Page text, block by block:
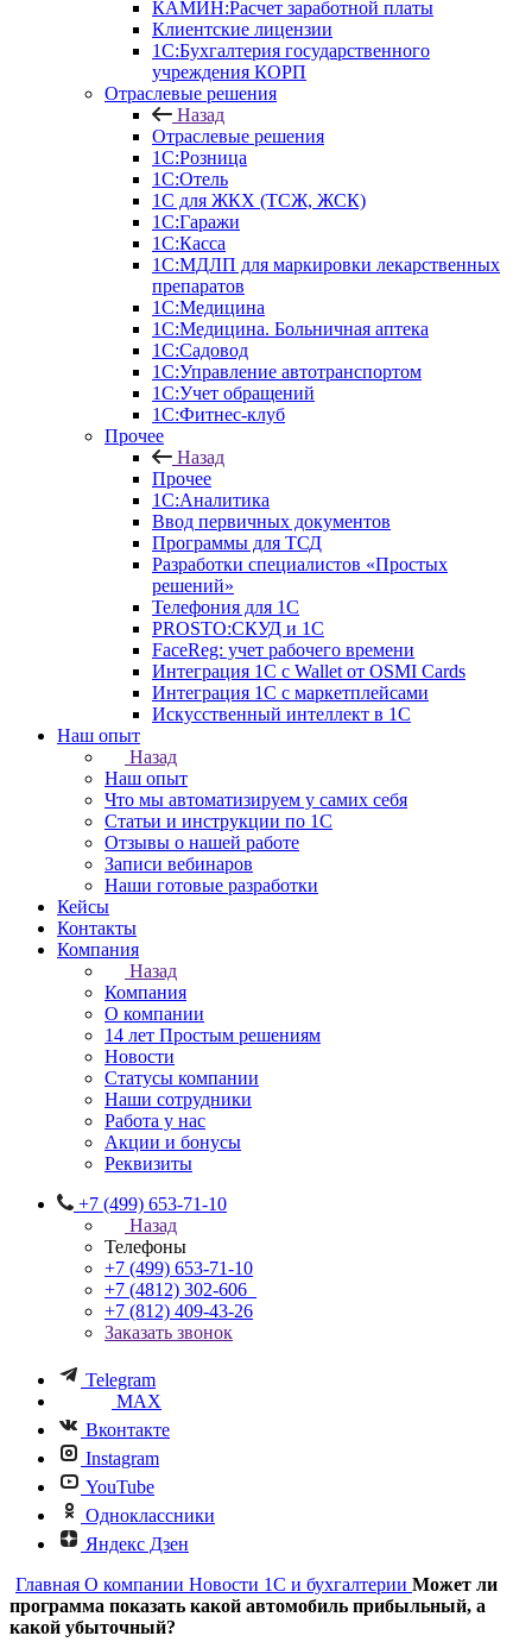
КАМИН:Расчет заработной платы
Клиентские лицензии
1С:Бухгалтерия государственного
учреждения КОРП
Отраслевые решения
Назад
Отраслевые решения
1С:Розница
1С:Отель
1С для ЖКХ (ТСЖ, ЖСК)
1С:Гаражи
1С:Касса
1С:МДЛП для маркировки лекарственных
препаратов
1С:Медицина
1С:Медицина. Больничная аптека
1С:Садовод
1С:Управление автотранспортом
1С:Учет обращений
1С:Фитнес-клуб
Прочее
Назад
Прочее
1С:Аналитика
Ввод первичных документов
Программы для ТСД
Разработки специалистов «Простых
решений»
Телефония для 1С
PROSTO:СКУД и 1С
FaceReg: учет рабочего времени
Интеграция 1С с Wallet от OSMI Cards
Интеграция 1С с маркетплейсами
Искусственный интеллект в 1С
Наш опыт
Назад
Наш опыт
Что мы автоматизируем у самих себя
Статьи и инструкции по 1С
Отзывы о нашей работе
Записи вебинаров
Наши готовые разработки
Кейсы
Контакты
Компания
Назад
Компания
О компании
14 лет Простым решениям
Новости
Статусы компании
Наши сотрудники
Работа у нас
Акции и бонусы
Реквизиты
+7 (499) 653-71-10
Назад
Телефоны
+7 (499) 653-71-10
+7 (4812) 302-606
+7 (812) 409-43-26
Заказать звонок
Telegram
MAX
Вконтакте
Instagram
YouTube
Одноклассники
Яндекс Дзен
Главная О компании Новости 1С и бухгалтерии Может ли
программа показать какой автомобиль прибыльный, а
какой убыточный?